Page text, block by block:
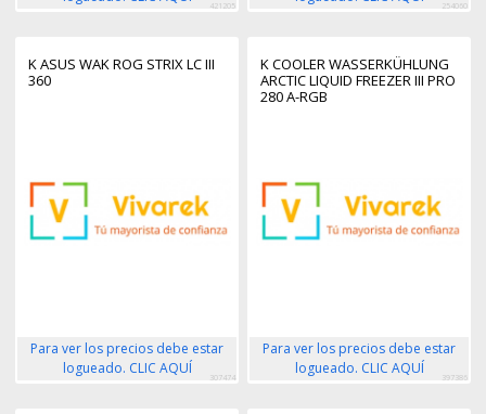
421205 254060
K ASUS WAK ROG STRIX LC III
360
Para ver los precios debe estar
logueado. CLIC AQUÍ
307474
K COOLER WASSERKÜHLUNG
ARCTIC LIQUID FREEZER III PRO
280 A-RGB
Para ver los precios debe estar
logueado. CLIC AQUÍ
397386